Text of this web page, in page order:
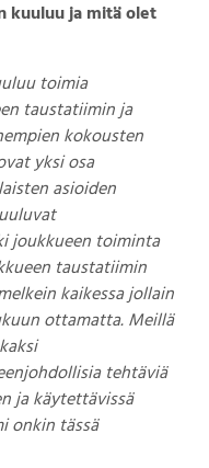
kuuluu ja mitä olet
toimia
taustatiimin ja
kokousten
yksi osa
asioiden
joukkueen toiminta
taustatiimin
kaikessa jollain
ottamatta. Meillä
tehtäviä
ja käytettävissä
onkin tässä